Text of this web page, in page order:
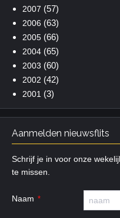
2007 (57)
2006 (63)
2005(66)
2004(65)
2003 (60)
2002 (42)
2001 (3)
Aanmelden nieuwsflits
Schrijf je in voor onze
te missen.
Naam